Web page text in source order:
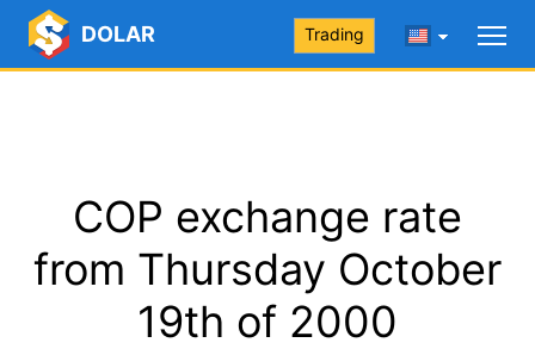
DOLAR Trading
COP exchange rate
from Thursday October
19th of 2000